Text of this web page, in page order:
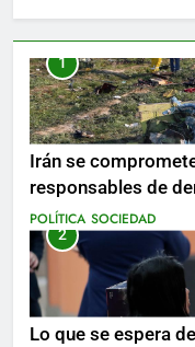
1
Irán se
responsables de
mientras se
POLÍTICA SOCIEDAD
2
Lo que se espera